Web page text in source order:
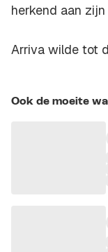
herkend aan zijn
Arriva wilde tot
Ook de moeite